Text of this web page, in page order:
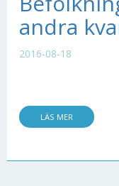
andra
2016-08-18
LÄS MER